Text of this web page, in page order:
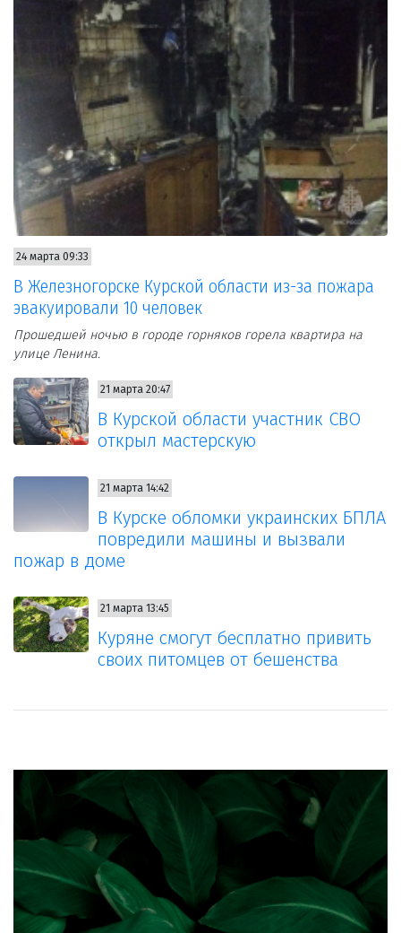
24 марта 09:33
В Железногорске Курской области из-за пожара
эвакуировали 10 человек
Прошедшей ночью в городе горняков горела квартира на
улице Ленина.
21 марта 20:47
В Курской области участник СВО
открыл мастерскую
21 марта 14:42
В Курске обломки украинских БПЛА
повредили машины и вызвали
пожар в доме
21 марта 13:45
Куряне смогут бесплатно привить
своих питомцев от бешенства